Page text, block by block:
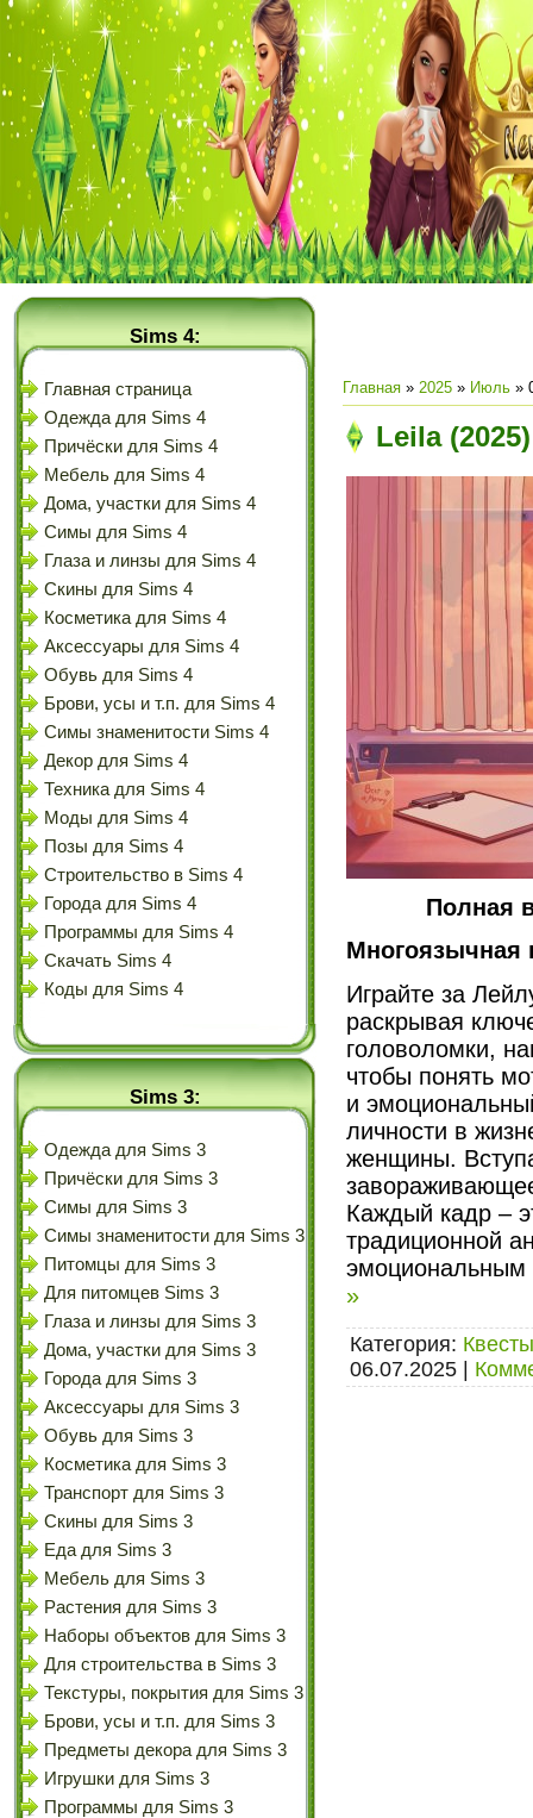
Sims 4:
Главная страница
Одежда для Sims 4
Причёски для Sims 4
Мебель для Sims 4
Дома, участки для Sims 4
Симы для Sims 4
Глаза и линзы для Sims 4
Скины для Sims 4
Косметика для Sims 4
Аксессуары для Sims 4
Обувь для Sims 4
Брови, усы и т.п. для Sims 4
Симы знаменитости Sims 4
Декор для Sims 4
Техника для Sims 4
Моды для Sims 4
Позы для Sims 4
Строительство в Sims 4
Города для Sims 4
Программы для Sims 4
Скачать Sims 4
Коды для Sims 4
Sims 3:
Одежда для Sims 3
Причёски для Sims 3
Симы для Sims 3
Симы знаменитости для Sims 3
Питомцы для Sims 3
Для питомцев Sims 3
Глаза и линзы для Sims 3
Дома, участки для Sims 3
Города для Sims 3
Аксессуары для Sims 3
Обувь для Sims 3
Косметика для Sims 3
Транспорт для Sims 3
Скины для Sims 3
Еда для Sims 3
Мебель для Sims 3
Растения для Sims 3
Наборы объектов для Sims 3
Для строительства в Sims 3
Текстуры, покрытия для Sims 3
Брови, усы и т.п. для Sims 3
Предметы декора для Sims 3
Игрушки для Sims 3
Программы для Sims 3
Главная » 2025 » Июль »
Leila
Полная
Многоязычная
Играйте за
раскрывая
головоломки,
чтобы понять
и
личности в
женщины.
Каждый кадр –
традиционной
эмоциональным
»
Категория:
06.07.2025 |